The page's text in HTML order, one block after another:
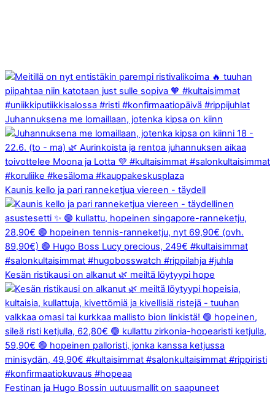
Juhannuksena me lomaillaan, jotenka kipsa on kiinn
Kaunis kello ja pari ranneketjua viereen - täydell
Kesän ristikausi on alkanut 🌿 meiltä löytyypi hope
Festinan ja Hugo Bossin uutuusmallit on saapuneet